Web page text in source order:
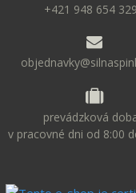
+421 948 654 329
prevádzková
v pracovné dni od 8:00